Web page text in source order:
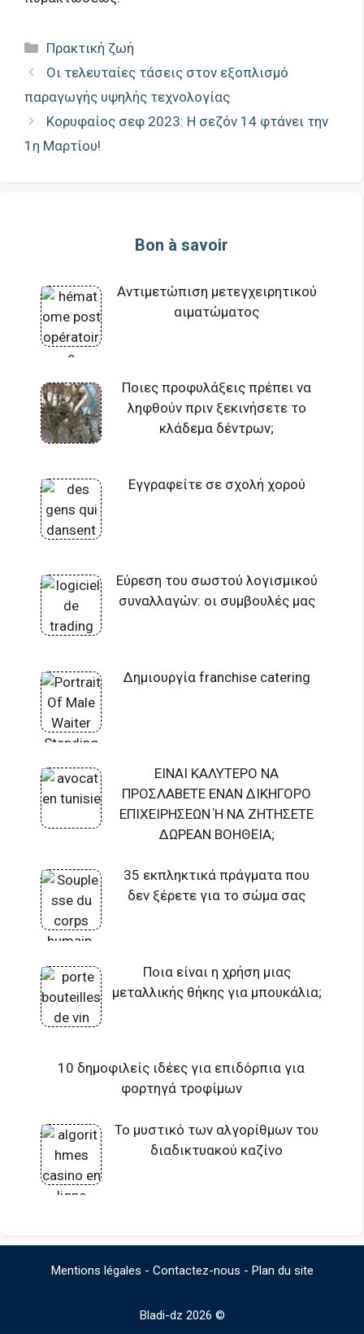
Κατηγορίες
Πρακτική ζωή
Οι τελευταίες τάσεις στον εξοπλισμό
παραγωγής υψηλής τεχνολογίας
Κορυφαίος σεφ 2023: Η σεζόν 14 φτάνει την
1η Μαρτίου!
Bon à savoir
Αντιμετώπιση μετεγχειρητικού
αιματώματος
Ποιες προφυλάξεις πρέπει να
ληφθούν πριν ξεκινήσετε το
κλάδεμα δέντρων;
Εγγραφείτε σε σχολή χορού
Εύρεση του σωστού λογισμικού
συναλλαγών: οι συμβουλές μας
Δημιουργία franchise catering
ΕΙΝΑΙ ΚΑΛΥΤΕΡΟ ΝΑ
ΠΡΟΣΛΑΒΕΤΕ ΕΝΑΝ ΔΙΚΗΓΟΡΟ
ΕΠΙΧΕΙΡΗΣΕΩΝ Ή ΝΑ ΖΗΤΗΣΕΤΕ
ΔΩΡΕΑΝ ΒΟΗΘΕΙΑ;
35 εκπληκτικά πράγματα που
δεν ξέρετε για το σώμα σας
Ποια είναι η χρήση μιας
μεταλλικής θήκης για μπουκάλια;
10 δημοφιλείς ιδέες για επιδόρπια για
φορτηγά τροφίμων
Το μυστικό των αλγορίθμων του
διαδικτυακού καζίνο
Mentions légales - Contactez-nous - Plan du site
Bladi-dz 2026 ©